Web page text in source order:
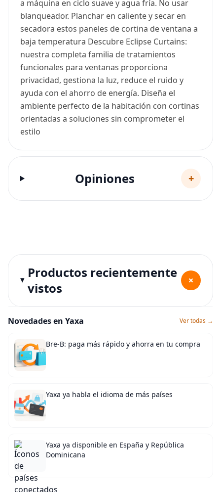
a máquina en ciclo suave y agua fría. No usar
blanqueador. Planchar en caliente y secar en
secadora estos paneles de cortina de ventana a
baja temperatura Descubre Eclipse Curtains:
nuestra completa familia de tratamientos
funcionales para ventanas proporciona
privacidad, gestiona la luz, reduce el ruido y
ayuda con el ahorro de energía. Diseña el
ambiente perfecto de la habitación con cortinas
orientadas a soluciones sin comprometer el
estilo
Opiniones +
Productos recientemente
vistos
+
Novedades en Yaxa Ver todas →
Bre-B: paga más rápido y ahorra en tu compra
Yaxa ya habla el idioma de más países
Yaxa ya disponible en España y República
Dominicana